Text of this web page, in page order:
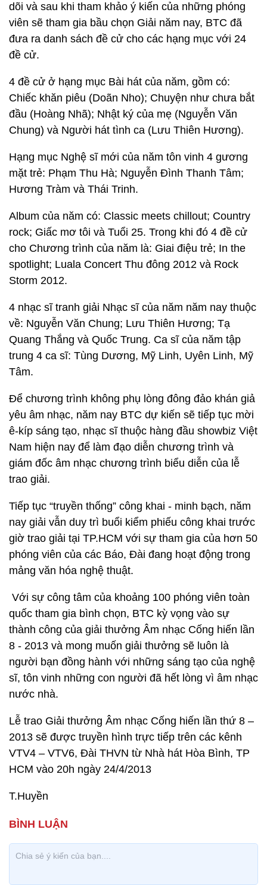
dõi và sau khi tham khảo ý kiến của những phóng
viên sẽ tham gia bầu chọn Giải năm nay, BTC đã
đưa ra danh sách đề cử cho các hạng mục với 24
đề cử.
4 đề cử ở hạng mục Bài hát của năm, gồm có:
Chiếc khăn piêu (Doãn Nho); Chuyện như chưa bắt
đầu (Hoàng Nhã); Nhật ký của mẹ (Nguyễn Văn
Chung) và Người hát tình ca (Lưu Thiên Hương).
Hạng mục Nghệ sĩ mới của năm tôn vinh 4 gương
mặt trẻ: Phạm Thu Hà; Nguyễn Đình Thanh Tâm;
Hương Tràm và Thái Trinh.
Album của năm có: Classic meets chillout; Country
rock; Giấc mơ tôi và Tuổi 25. Trong khi đó 4 đề cử
cho Chương trình của năm là: Giai điệu trẻ; In the
spotlight; Luala Concert Thu đông 2012 và Rock
Storm 2012.
4 nhạc sĩ tranh giải Nhạc sĩ của năm năm nay thuộc
về: Nguyễn Văn Chung; Lưu Thiên Hương; Tạ
Quang Thắng và Quốc Trung. Ca sĩ của năm tập
trung 4 ca sĩ: Tùng Dương, Mỹ Linh, Uyên Linh, Mỹ
Tâm.
Để chương trình không phụ lòng đông đảo khán giả
yêu âm nhạc, năm nay BTC dự kiến sẽ tiếp tục mời
ê-kíp sáng tạo, nhạc sĩ thuộc hàng đầu showbiz Việt
Nam hiện nay để làm đạo diễn chương trình và
giám đốc âm nhạc chương trình biểu diễn của lễ
trao giải.
Tiếp tục “truyền thống” công khai - minh bạch, năm
nay giải vẫn duy trì buổi kiểm phiếu công khai trước
giờ trao giải tại TP.HCM với sự tham gia của hơn 50
phóng viên của các Báo, Đài đang hoạt động trong
mảng văn hóa nghệ thuật.
Với sự công tâm của khoảng 100 phóng viên toàn
quốc tham gia bình chọn, BTC kỳ vọng vào sự
thành công của giải thưởng Âm nhạc Cống hiến lần
8 - 2013 và mong muốn giải thưởng sẽ luôn là
người bạn đồng hành với những sáng tạo của nghệ
sĩ, tôn vinh những con người đã hết lòng vì âm nhạc
nước nhà.
Lễ trao Giải thưởng Âm nhạc Cống hiến lần thứ 8 –
2013 sẽ được truyền hình trực tiếp trên các kênh
VTV4 – VTV6, Đài THVN từ Nhà hát Hòa Bình, TP
HCM vào 20h ngày 24/4/2013
T.Huyền